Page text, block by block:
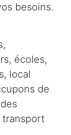
besoins.
écoles,
local
de
transport